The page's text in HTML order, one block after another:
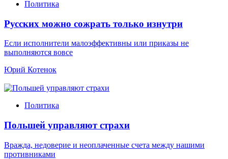
Политика
Русских можно сожрать только изнутри
Если исполнители малоэффективны или приказы не
выполняются вовсе
Юрий Котенок
Политика
Польшей управляют страхи
Вражда, недоверие и неоплаченные счета между нашими
противниками